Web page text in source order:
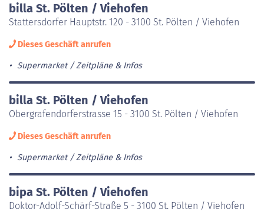
billa St. Pölten / Viehofen
Stattersdorfer Hauptstr. 120 - 3100 St. Pölten / Viehofen
Dieses Geschäft anrufen
Supermarket Zeitpläne & Infos
billa St. Pölten / Viehofen
Obergrafendorferstrasse 15 - 3100 St. Pölten / Viehofen
Dieses Geschäft anrufen
Supermarket Zeitpläne & Infos
bipa St. Pölten / Viehofen
Doktor-Adolf-Schärf-Straße 5 - 3100 St. Pölten / Viehofen